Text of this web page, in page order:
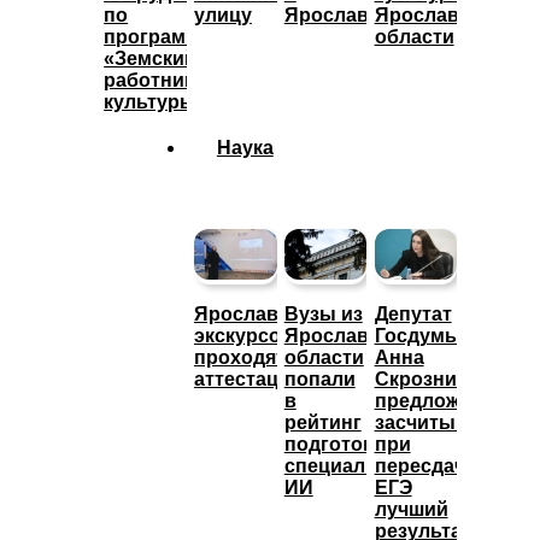
по
программе
«Земский
работник
культуры»
улицу
ЯрославлеЯрославской
области
Наука
Ярославские
экскурсоводы
проходят
аттестацию
Вузы из
Ярославской
области
попали
в
рейтинг
подготовки
специалистов
ИИ
Депутат
Госдумы
Анна
Скрозникова
предложила
засчитывать
при
пересдаче
ЕГЭ
лучший
результат